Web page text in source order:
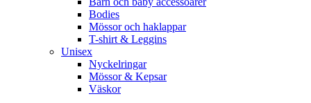
Bodies
Mössor och haklappar
T-shirt & Leggins
Unisex
Nyckelringar
Mössor & Kepsar
Väskor